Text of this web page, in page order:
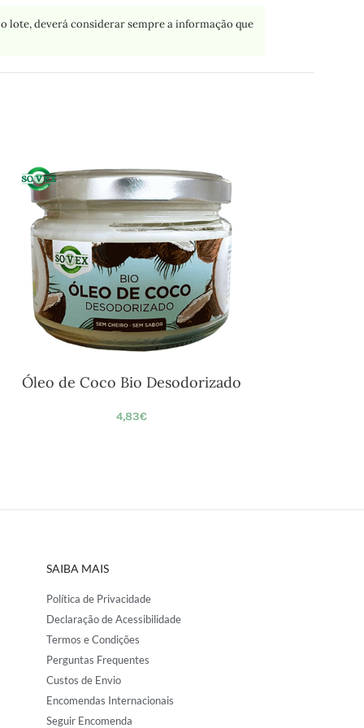
deverá considerar sempre a informação que
Óleo de Coco Bio Desodorizado
4,83€
SAIBA MAIS
Política de Privacidade
Declaração de Acessibilidade
Termos e Condições
Perguntas Frequentes
Custos de Envio
Encomendas Internacionais
Seguir Encomenda